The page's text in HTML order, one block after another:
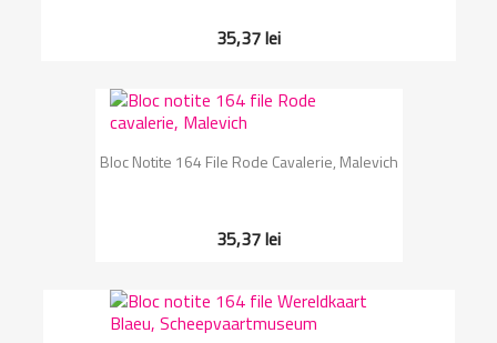
35,37 lei
Bloc Notite 164 File Rode Cavalerie, Malevich
35,37 lei